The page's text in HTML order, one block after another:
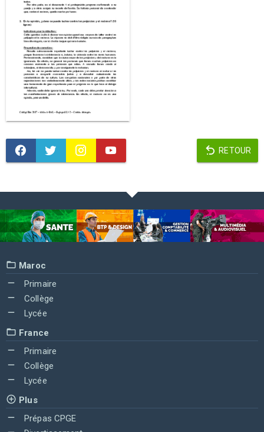
RETOUR
Maroc
Primaire
Collège
Lycée
France
Primaire
Collège
Lycée
Plus
Prépas CPGE